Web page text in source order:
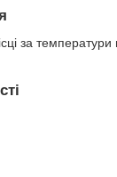
за температури